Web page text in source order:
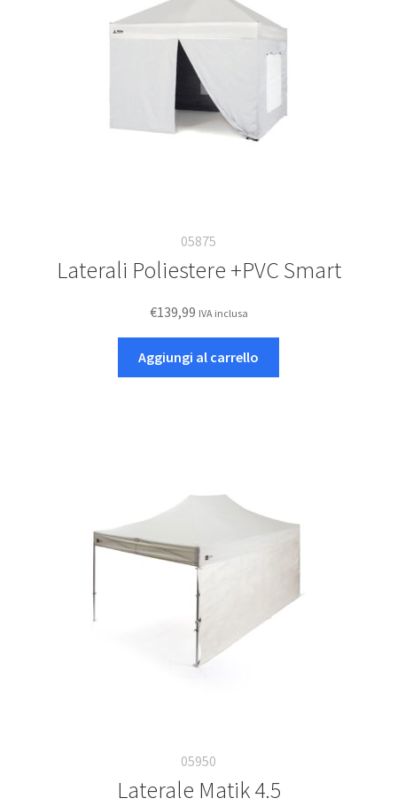
05875
Laterali Poliestere +PVC Smart
€139,99 IVA inclusa
Aggiungi al carrello
05950
Laterale Matik 4.5